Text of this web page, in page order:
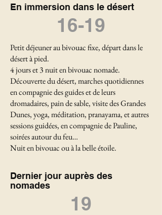
En immersion dans le désert
16-19
Petit déjeuner au bivouac fixe, départ dans le
désert à pied.
4 jours et 3 nuit en bivouac nomade.
Découverte du désert, marches quotidiennes
en compagnie des guides et de leurs
dromadaires, pain de sable, visite des Grandes
Dunes, yoga, méditation, pranayama, et autres
sessions guidées, en compagnie de Pauline,
soirées autour du feu…
Nuit en bivouac ou à la belle étoile.
Dernier jour auprès des
nomades
19